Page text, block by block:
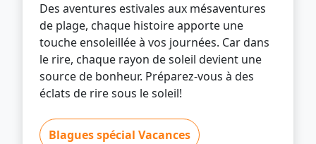
Des aventures estivales aux mésaventures
de plage, chaque histoire apporte une
touche ensoleillée à vos journées. Car dans
le rire, chaque rayon de soleil devient une
source de bonheur. Préparez-vous à des
éclats de rire sous le soleil!
Blagues spécial Vacances